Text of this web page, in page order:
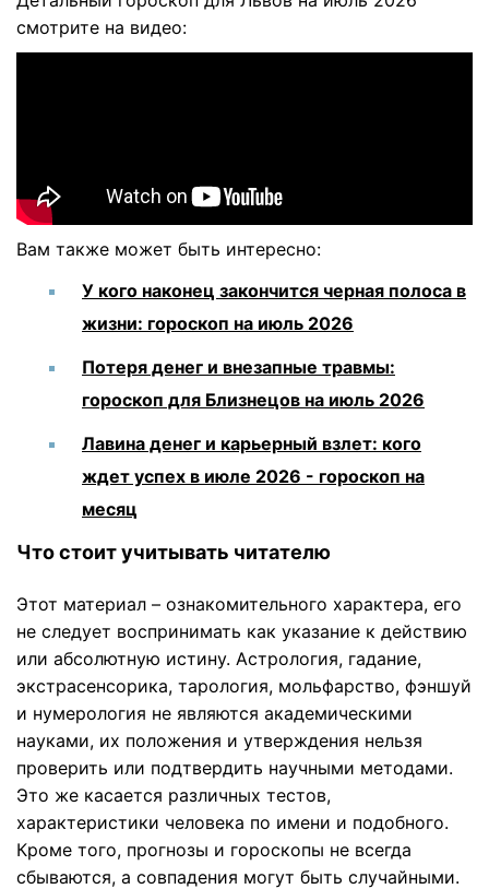
смотрите на видео:
Вам также может быть интересно:
У кого наконец закончится черная полоса в
жизни: гороскоп на июль 2026
Потеря денег и внезапные травмы:
гороскоп для Близнецов на июль 2026
Лавина денег и карьерный взлет: кого
ждет успех в июле 2026 - гороскоп на
месяц
Что стоит учитывать читателю
Этот материал – ознакомительного характера, его
не следует воспринимать как указание к действию
или абсолютную истину. Астрология, гадание,
экстрасенсорика, тарология, мольфарство, фэншуй
и нумерология не являются академическими
науками, их положения и утверждения нельзя
проверить или подтвердить научными методами.
Это же касается различных тестов,
характеристики человека по имени и подобного.
Кроме того, прогнозы и гороскопы не всегда
сбываются, а совпадения могут быть случайными.